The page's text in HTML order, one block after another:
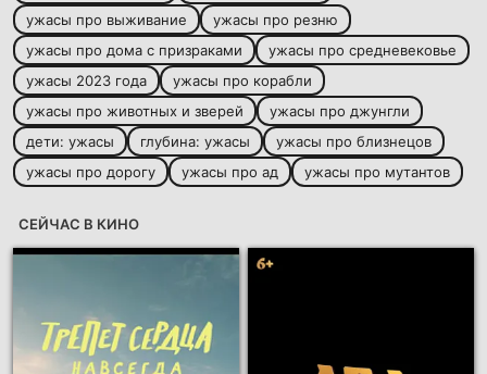
ужасы про выживание
ужасы про резню
ужасы про дома с призраками
ужасы про средневековье
ужасы 2023 года
ужасы про корабли
ужасы про животных и зверей
ужасы про джунгли
дети: ужасы
глубина: ужасы
ужасы про близнецов
ужасы про дорогу
ужасы про ад ужасы про мутантов
СЕЙЧАС В КИНО